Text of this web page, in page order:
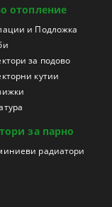
отопление
и Подложка
за подово
кутии
за парно
радиатори